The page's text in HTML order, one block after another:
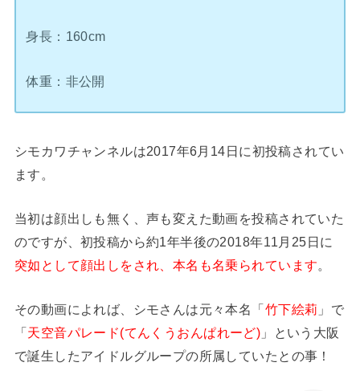
身長：160cm
体重：非公開
シモカワチャンネルは2017年6月14日に初投稿されてい
ます。
当初は顔出しも無く、声も変えた動画を投稿されていた
のですが、初投稿から約1年半後の2018年11月25日に
突如として顔出しをされ、本名も名乗られています。
その動画によれば、シモさんは元々本名「 竹下絵莉 」で
「 天空音パレード(てんくうおんぱれーど) 」という大阪
で誕生したアイドルグループの所属していたとの事！